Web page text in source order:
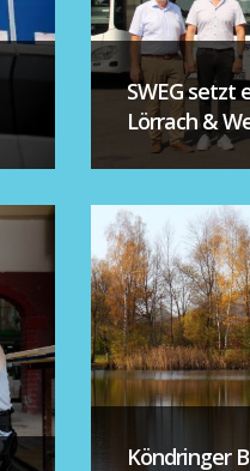
SWEG setzt
Lörrach &
Köndringer